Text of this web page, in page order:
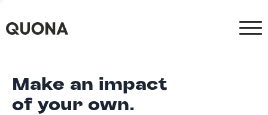
Make an impact
of your own.